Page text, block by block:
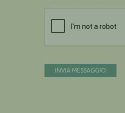
INVIA MESSAGGIO